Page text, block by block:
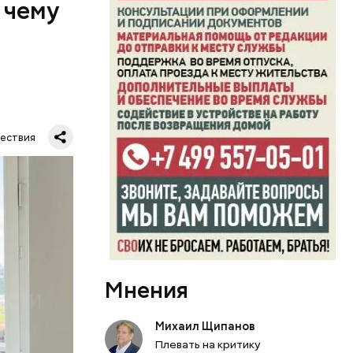
в
по
Мнения
Михаил Щипанов
Плевать на критику